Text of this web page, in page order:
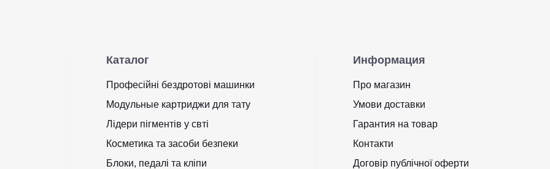
Каталог
Професійні бездротові машинки
Модульные картриджи для тату
Лідери пігментів у свті
Косметика та засоби безпеки
Блоки, педалі та кліпи
Информация
Про магазин
Умови доставки
Гарантия на товар
Контакти
Договір публічної оферти